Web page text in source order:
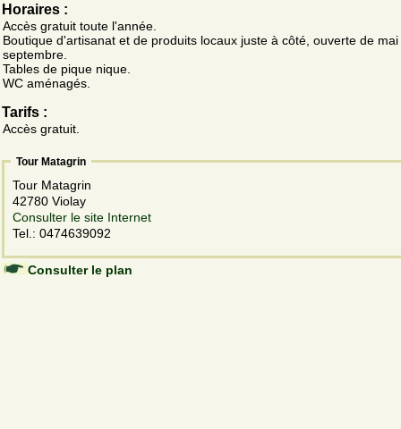
Horaires :
Accès gratuit toute l'année.
Boutique d'artisanat et de produits locaux juste à côté, ouverte de mai
septembre.
Tables de pique nique.
WC aménagés.
Tarifs :
Accès gratuit.
Tour Matagrin
Tour Matagrin
42780 Violay
Consulter le site Internet
Tel.: 0474639092
Consulter le plan